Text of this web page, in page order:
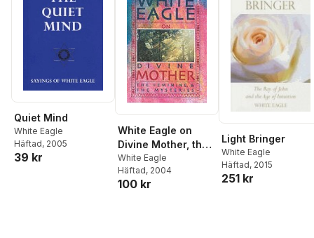
Quiet Mind
White Eagle
Häftad, 2005
39 kr
White Eagle on
Divine Mother, the
Feminine, and the
Mysteries
White Eagle
Häftad, 2004
100 kr
Light Bringer
White Eagle
Häftad, 2015
251 kr